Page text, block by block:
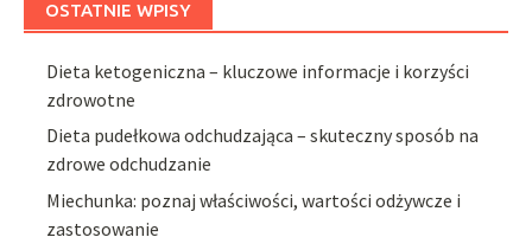
OSTATNIE WPISY
Dieta ketogeniczna – kluczowe informacje i korzyści
zdrowotne
Dieta pudełkowa odchudzająca – skuteczny sposób na
zdrowe odchudzanie
Miechunka: poznaj właściwości, wartości odżywcze i
zastosowanie